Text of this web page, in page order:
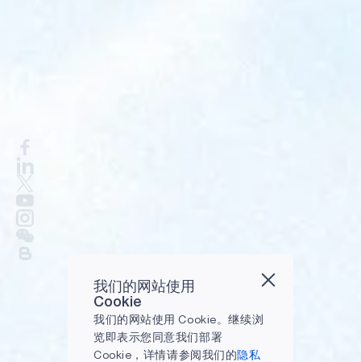
我们的网站使用
Cookie
我们的网站使用 Cookie。继续浏
览即表示您同意我们部署
Cookie，详情请参阅我们的隐私